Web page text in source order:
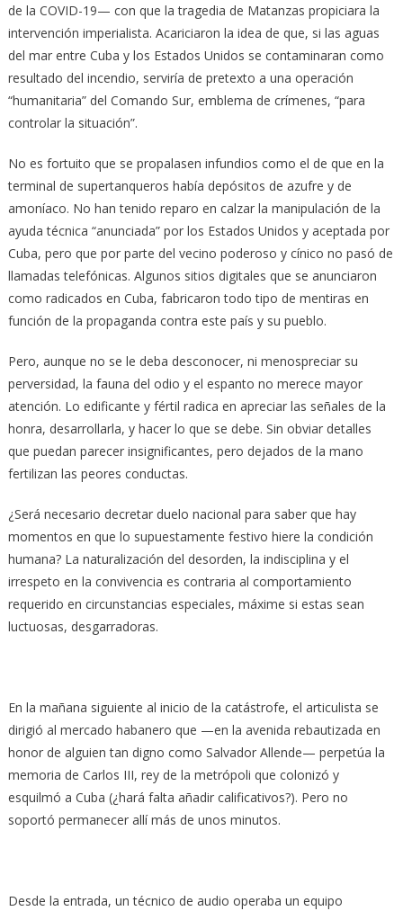
de la COVID-19— con que la tragedia de Matanzas propiciara la
intervención imperialista. Acariciaron la idea de que, si las aguas
del mar entre Cuba y los Estados Unidos se contaminaran como
resultado del incendio, serviría de pretexto a una operación
“humanitaria” del Comando Sur, emblema de crímenes, “para
controlar la situación”.
No es fortuito que se propalasen infundios como el de que en la
terminal de supertanqueros había depósitos de azufre y de
amoníaco. No han tenido reparo en calzar la manipulación de la
ayuda técnica “anunciada” por los Estados Unidos y aceptada por
Cuba, pero que por parte del vecino poderoso y cínico no pasó de
llamadas telefónicas. Algunos sitios digitales que se anunciaron
como radicados en Cuba, fabricaron todo tipo de mentiras en
función de la propaganda contra este país y su pueblo.
Pero, aunque no se le deba desconocer, ni menospreciar su
perversidad, la fauna del odio y el espanto no merece mayor
atención. Lo edificante y fértil radica en apreciar las señales de la
honra, desarrollarla, y hacer lo que se debe. Sin obviar detalles
que puedan parecer insignificantes, pero dejados de la mano
fertilizan las peores conductas.
¿Será necesario decretar duelo nacional para saber que hay
momentos en que lo supuestamente festivo hiere la condición
humana? La naturalización del desorden, la indisciplina y el
irrespeto en la convivencia es contraria al comportamiento
requerido en circunstancias especiales, máxime si estas sean
luctuosas, desgarradoras.
En la mañana siguiente al inicio de la catástrofe, el articulista se
dirigió al mercado habanero que —en la avenida rebautizada en
honor de alguien tan digno como Salvador Allende— perpetúa la
memoria de Carlos III, rey de la metrópoli que colonizó y
esquilmó a Cuba (¿hará falta añadir calificativos?). Pero no
soportó permanecer allí más de unos minutos.
Desde la entrada, un técnico de audio operaba un equipo